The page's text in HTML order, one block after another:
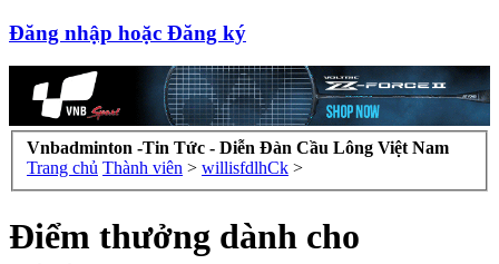
Đăng nhập hoặc Đăng ký
Vnbadminton -Tin Tức - Diễn Đàn Cầu Lông Việt Nam
Trang chủ Thành viên > willisfdlhCk >
Điểm thưởng dành cho